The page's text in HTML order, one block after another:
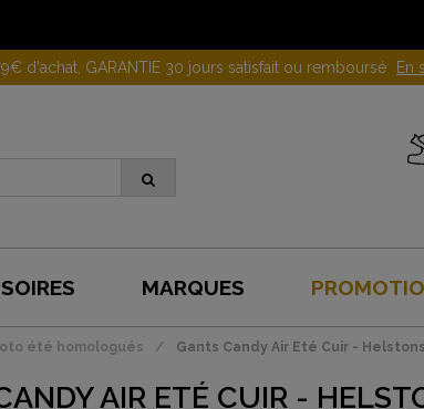
10 euros en parrainant un proche ! En savoir plus
MARQUES
été homologués Gants Candy Air Eté Cuir - Helstons
AIR ETÉ CUIR -